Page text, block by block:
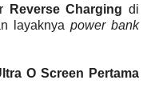
Reverse Charging di
layaknya power bank
O Screen Pertama